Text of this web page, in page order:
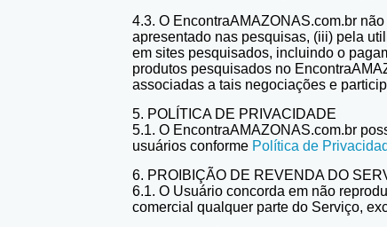
4.3. O EncontraAMAZONAS.com.br
apresentado nas pesquisas, (iii) pela
em sites pesquisados, incluindo o
produtos pesquisados no
associadas a tais negociações e
5. POLÍTICA DE PRIVACIDADE
5.1. O EncontraAMAZONAS.com.br
usuários conforme Política de
6. PROIBIÇÃO DE REVENDA DO
6.1. O Usuário concorda em não
comercial qualquer parte do Serviço,